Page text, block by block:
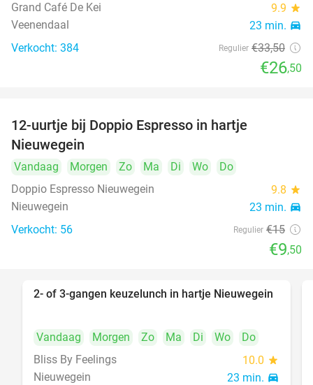
Grand Café De Kei
9.9 star
Veenendaal 23 min. directions_car
Verkocht: 384 Regulier €33,50
€26,50
12-uurtje bij Doppio Espresso in hartje
Nieuwegein
Vandaag Morgen Zo Ma Di Wo
Do
Doppio Espresso Nieuwegein
9.8 star
Nieuwegein 23 min. directions_car
Verkocht: 56 Regulier €15
€9,50
36%
2- of 3-gangen keuzelunch in hartje Nieuwegein
Vandaag Morgen Zo Ma Di Wo
Do
Bliss By Feelings
10.0 star
Nieuwegein 23 min. directions_car